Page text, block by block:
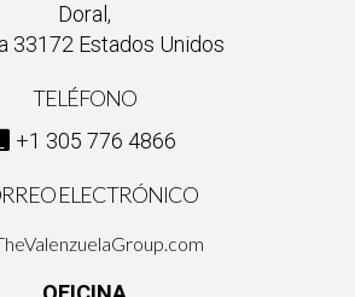
plazos del cierre?
los plazos según las necesidades tanto
del vendedor; la flexibilidad puede
Doral,
33172 Estados Unidos
TELÉFONO
+1 305 776 4866
ELECTRÓNICO